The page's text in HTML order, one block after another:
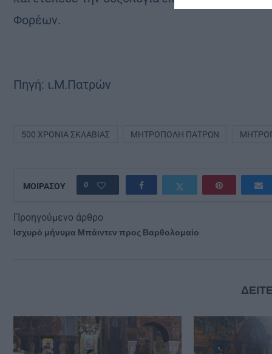
Φορέων.
Πηγή: ι.Μ.Πατρών
500 ΧΡΌΝΙΑ ΣΚΛΑΒΙΆΣ ΜΗΤΡΌΠΟΛΗ ΠΑΤΡΏΝ
ΜΟΙΡΑΣΟΥ 0
Προηγούμενο άρθρο
Ισχυρό μήνυμα Μπάιντεν προς Βαρθολομαίο